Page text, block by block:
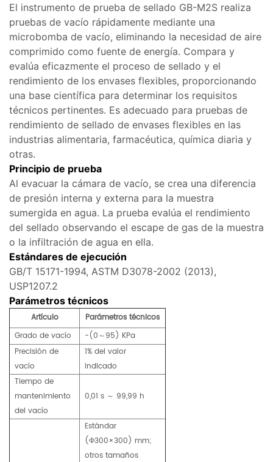
El instrumento de prueba de sellado GB-M2S realiza
pruebas de vacío rápidamente mediante una
microbomba de vacío, eliminando la necesidad de aire
comprimido como fuente de energía. Compara y
evalúa eficazmente el proceso de sellado y el
rendimiento de los envases flexibles, proporcionando
una base científica para determinar los requisitos
técnicos pertinentes. Es adecuado para pruebas de
rendimiento de sellado de envases flexibles en las
industrias alimentaria, farmacéutica, química diaria y
otras.
Principio de prueba
Al evacuar la cámara de vacío, se crea una diferencia
de presión interna y externa para la muestra
sumergida en agua. La prueba evalúa el rendimiento
del sellado observando el escape de gas de la muestra
o la infiltración de agua en ella.
Estándares de ejecución
GB/T 15171-1994, ASTM D3078-2002 (2013),
USP1207.2
Parámetros técnicos
Artículo
Parámetros técnicos
Grado de vacío
-(0～95) KPa
Precisión de
vacío
1% del valor
indicado
Tiempo de
mantenimiento
del vacío
0,01 s ～ 99,99 h
Estándar
(Ф300×300) mm;
otros tamaños